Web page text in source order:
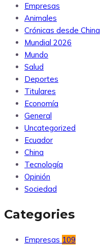
Empresas
Animales
Crónicas desde China
Mundial 2026
Mundo
Salud
Deportes
Titulares
Economía
General
Uncategorized
Ecuador
China
Tecnología
Opinión
Sociedad
Categories
Empresas 109